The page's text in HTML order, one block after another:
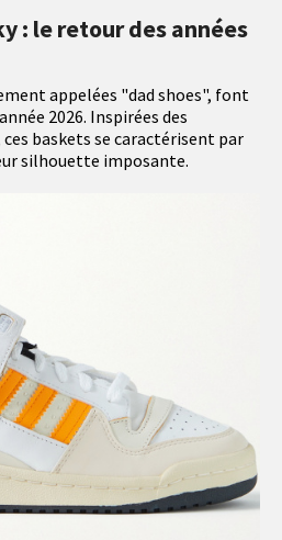
: le retour des années
appelées "dad shoes", font
2026. Inspirées des
ces baskets se caractérisent par
silhouette imposante.